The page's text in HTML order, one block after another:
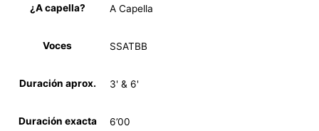
¿A capella? A Capella
Voces SSATBB
Duración aprox. 3' & 6'
Duración exacta 6’00